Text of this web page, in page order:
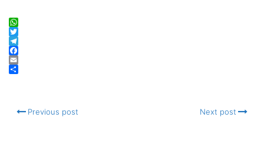
WhatsApp
Twitter
Telegram
Facebook
Email
Previous post Next post